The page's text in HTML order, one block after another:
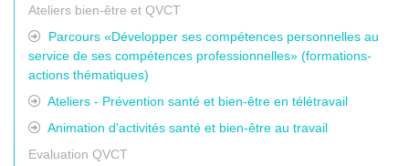
Ateliers bien-être et QVCT
Parcours «Développer ses compétences personnelles au
service de ses compétences professionnelles» (formations-
actions thématiques)
Ateliers - Prévention santé et bien-être en télétravail
Animation d'activités santé et bien-être au travail
Evaluation QVCT